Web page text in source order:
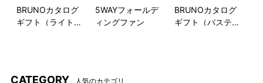
BRUNOカタログ
ギフト（ライトブ
5WAYフォールデ
ィングファン
BRUNOカタログ
ギフト（パステル
CATEGORY 人気のカテゴリ